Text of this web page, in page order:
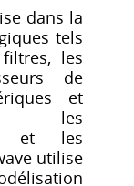
dans la
tels
les
de
et
les
et les
utilise